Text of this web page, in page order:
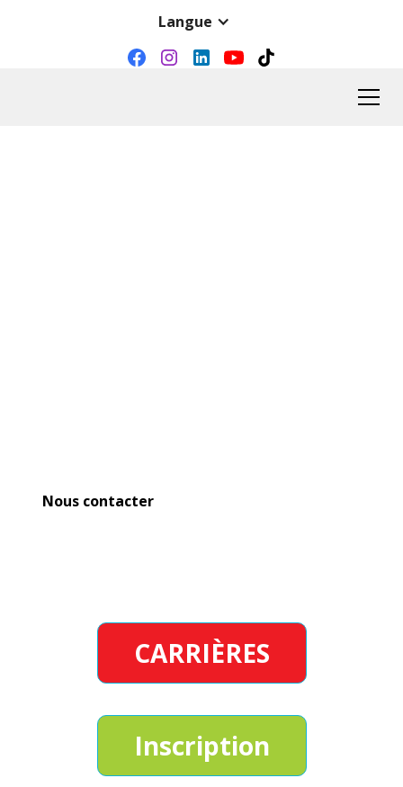
Langue
Nous contacter
CARRIÈRES
Inscription